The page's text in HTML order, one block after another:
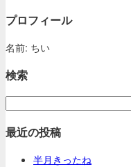
プロフィール
名前: ちい
検索
最近の投稿
半月きったね